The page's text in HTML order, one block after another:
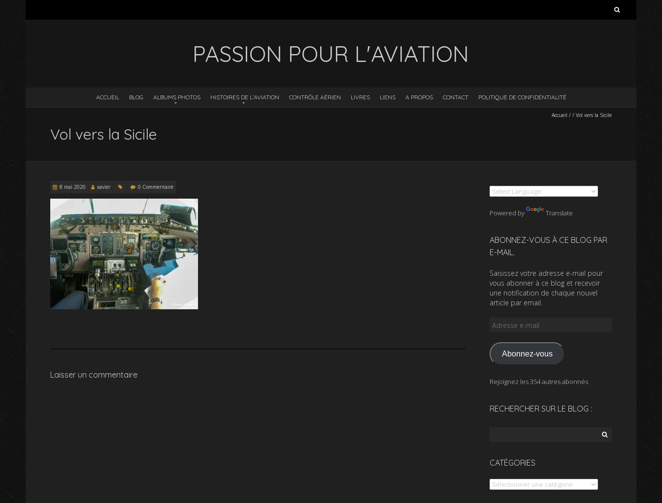
PASSION POUR L'AVIATION
ACCUEIL BLOG ALBUMS PHOTOS HISTOIRES DE L’AVIATION CONTRÔLE AÉRIEN LIVRES LIENS A PROPOS CONTACT POLITIQUE DE CONFIDENTIALITÉ
Accueil //Vol vers la Sicile
Vol vers la Sicile
8 mai 2020 xavier 0 Commentaire
Laisser un commentaire
Powered by Translate
ABONNEZ-VOUS À CE BLOG PAR
E-MAIL.
Saisissez votre adresse e-mail pour
vous abonner à ce blog et recevoir
une notification de chaque nouvel
article par email.
Adresse
mail
Abonnez-vous
Rejoignez les 354 autres abonnés
RECHERCHER SUR LE BLOG :
CATÉGORIES
Catégories